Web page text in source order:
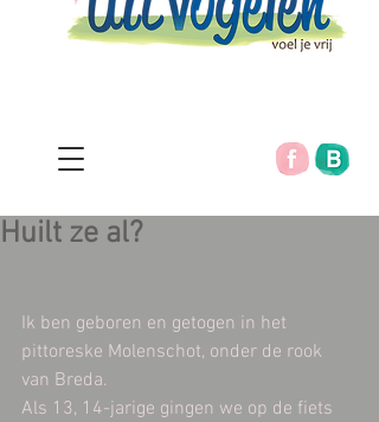
Huilt ze al?
Ik ben geboren en getogen in het
pittoreske Molenschot, onder de rook
van Breda.
Als 13, 14-jarige gingen we op de fiets